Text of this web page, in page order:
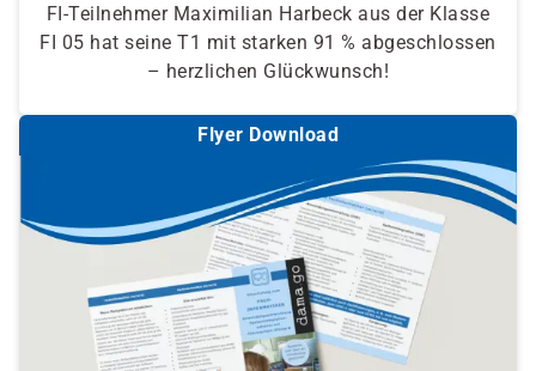
FI-Teilnehmer Maximilian Harbeck aus der Klasse
FI 05 hat seine T1 mit starken 91 % abgeschlossen
– herzlichen Glückwunsch!
Flyer Download